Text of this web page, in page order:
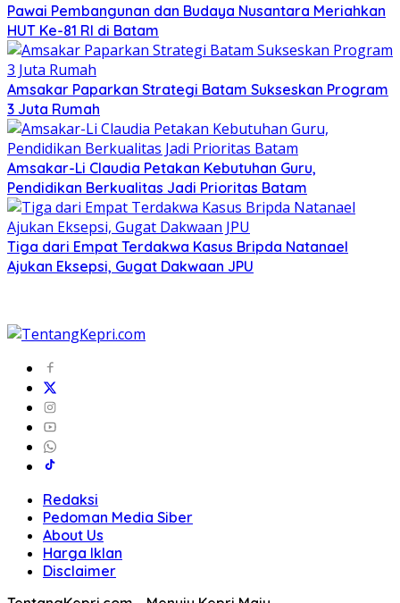
Pawai Pembangunan dan Budaya Nusantara Meriahkan
HUT Ke-81 RI di Batam
Amsakar Paparkan Strategi Batam Sukseskan Program
3 Juta Rumah
Amsakar-Li Claudia Petakan Kebutuhan Guru,
Pendidikan Berkualitas Jadi Prioritas Batam
Tiga dari Empat Terdakwa Kasus Bripda Natanael
Ajukan Eksepsi, Gugat Dakwaan JPU
Redaksi
Pedoman Media Siber
About Us
Harga Iklan
Disclaimer